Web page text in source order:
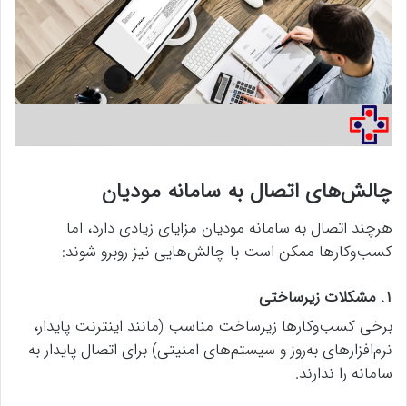
چالش‌های اتصال به سامانه مودیان
هرچند اتصال به سامانه مودیان مزایای زیادی دارد، اما
کسب‌وکارها ممکن است با چالش‌هایی نیز روبرو شوند:
۱. مشکلات زیرساختی
برخی کسب‌وکارها زیرساخت مناسب (مانند اینترنت پایدار،
نرم‌افزارهای به‌روز و سیستم‌های امنیتی) برای اتصال پایدار به
سامانه را ندارند.